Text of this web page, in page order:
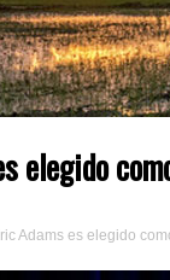
elegido
Adams es elegido